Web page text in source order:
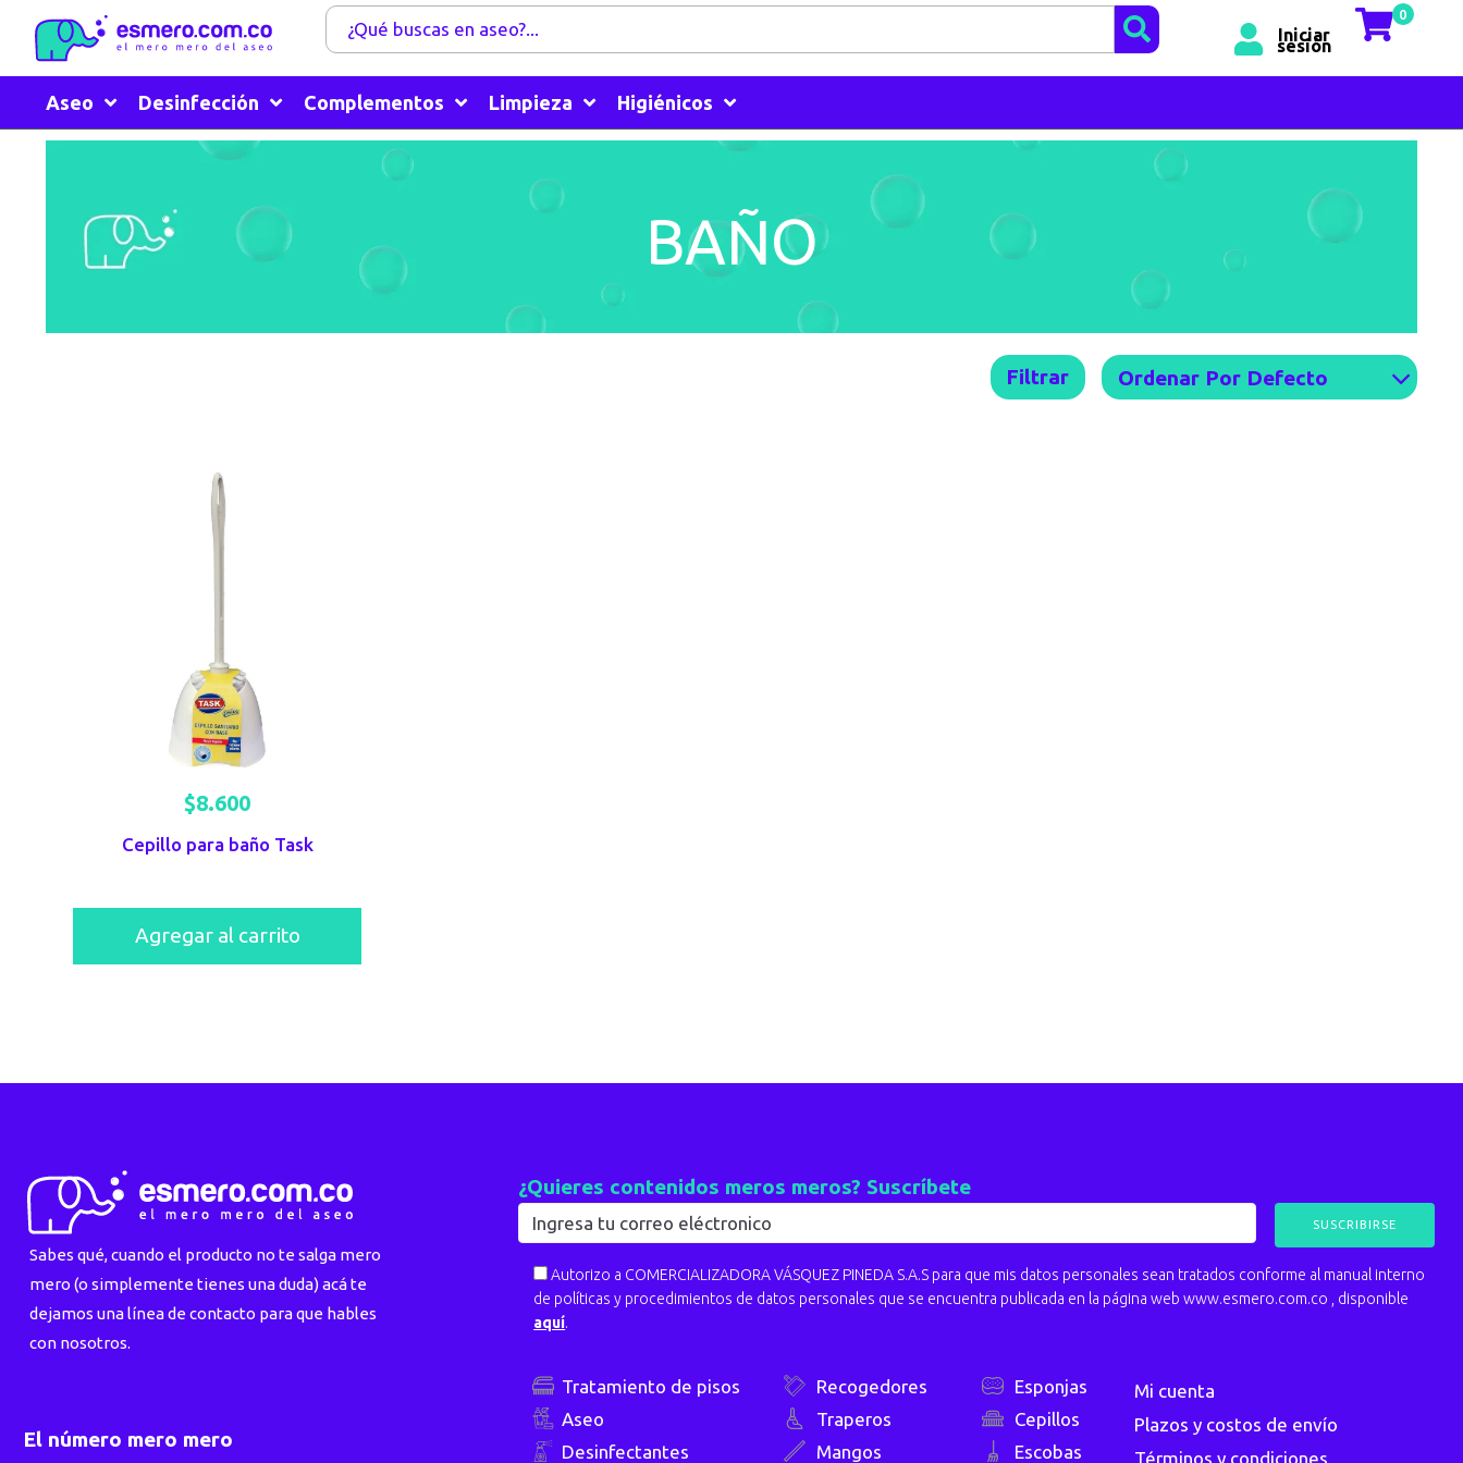
Iniciar
sesión
0
Aseo Desinfección Complementos Limpieza Higiénicos
BAÑO
Filtrar
Cepillo para baño Task
$8.600
Agregar al carrito
Sabes qué, cuando el producto no te salga mero
mero (o simplemente tienes una duda) acá te
dejamos una línea de contacto para que hables
con nosotros.
El número mero mero
¿Quieres contenidos meros meros? Suscríbete
Autorizo a COMERCIALIZADORA VÁSQUEZ PINEDA S.A.S para que mis datos personales sean tratados conforme al manual interno
de políticas y procedimientos de datos personales que se encuentra publicada en la página web www.esmero.com.co , disponible
aquí.
Tratamiento de pisos
Aseo
Desinfectantes
Recogedores
Traperos
Mangos
Esponjas
Cepillos
Escobas
Mi cuenta
Plazos y costos de envío
Términos y condiciones